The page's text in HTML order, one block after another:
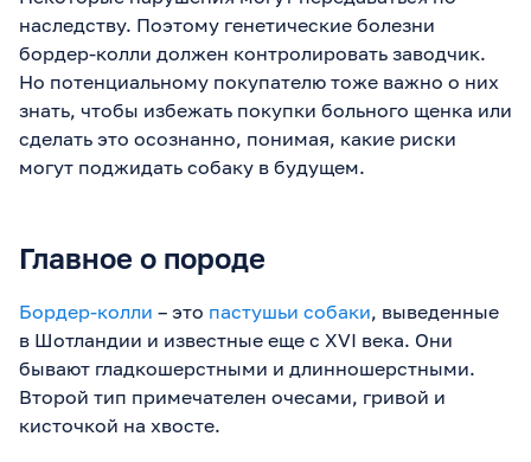
наследству. Поэтому генетические болезни
бордер-колли должен контролировать заводчик.
Но потенциальному покупателю тоже важно о них
знать, чтобы избежать покупки больного щенка или
сделать это осознанно, понимая, какие риски
могут поджидать собаку в будущем.
Главное о породе
Бордер-колли – это пастушьи собаки, выведенные
в Шотландии и известные еще с XVI века. Они
бывают гладкошерстными и длинношерстными.
Второй тип примечателен очесами, гривой и
кисточкой на хвосте.